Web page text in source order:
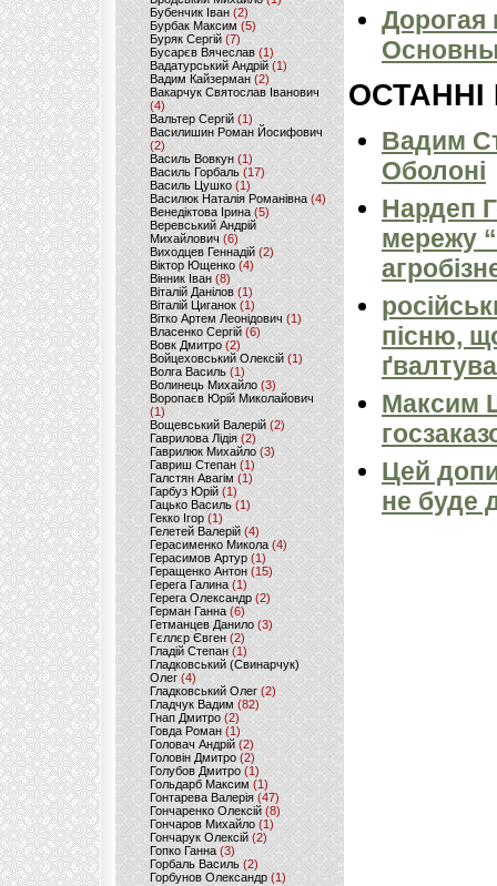
Бубенчик Іван(2)
Бурбак Максим (5)
Буряк Сергій (7)
Бусарєв Вячеслав (1)
Вадатурський Андрій (1)
Вадим Кайзерман (2)
Вакарчук Святослав Іванович
(4)
Вальтер Сергій (1)
Василишин Роман Йосифович
(2)
Василь Вовкун (1)
Василь Горбаль (17)
Василь Цушко (1)
Василюк Наталія Романівна (4)
Венедіктова Ірина(5)
Веревський Андрій
Михайлович (6)
Виходцев Геннадій (2)
Віктор Ющенко (4)
Вінник Іван (8)
Віталій Данілов (1)
Віталій Циганок (1)
Вітко Артем Леонідович(1)
Власенко Сергій (6)
Вовк Дмитро(2)
Войцеховський Олексій(1)
Волга Василь (1)
Волинець Михайло (3)
Воропаєв Юрій Миколайович
(1)
Вощевський Валерій(2)
Гаврилова Лідія (2)
Гаврилюк Михайло (3)
Гавриш Степан (1)
Галстян Авагім (1)
Гарбуз Юрій (1)
Гацько Василь (1)
Гекко Ігор(1)
Гелетей Валерій (4)
Герасименко Микола (4)
Герасимов Артур (1)
Геращенко Антон(15)
Герега Галина (1)
Герега Олександр (2)
Герман Ганна (6)
Гетманцев Данило (3)
Гєллєр Євген (2)
Гладій Степан(1)
Гладковський (Свинарчук)
Олег (4)
Гладковський Олег (2)
Гладчук Вадим (82)
Гнап Дмитро (2)
Говда Роман(1)
Головач Андрій (2)
Головін Дмитро (2)
Голубов Дмитро (1)
Гольдарб Максим(1)
Гонтарева Валерія (47)
Гончаренко Олексій(8)
Гончаров Михайло (1)
Гончарук Олексій (2)
Гопко Ганна (3)
Горбаль Василь (2)
Горбунов Олександр (1)
Дорогая
ОСТАННІ
Вадим
Оболоні
Нардеп
мережу
пісню,
Максим
Цей
не буде